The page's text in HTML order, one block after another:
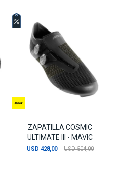
ZAPATILLA COSMIC
ULTIMATE III - MAVIC
USD 428,00 USD 504,00